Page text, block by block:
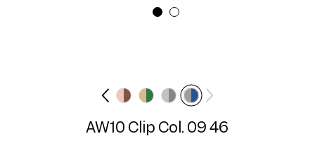
AW10 Clip Col. 09 46
Longueur des
Frame AW10 Col. 07 50/19